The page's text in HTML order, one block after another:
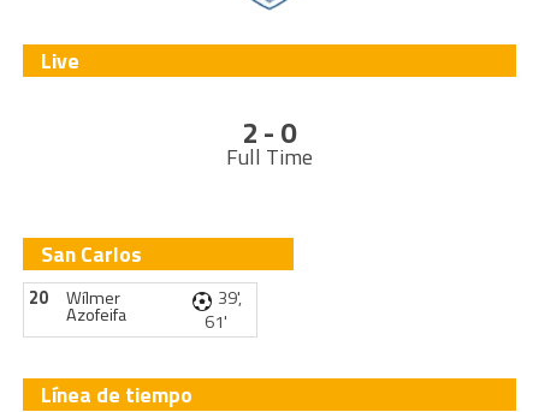
Live
2 - 0
Full Time
San Carlos
20 Wílmer
Azofeifa
39',
61'
Línea de tiempo